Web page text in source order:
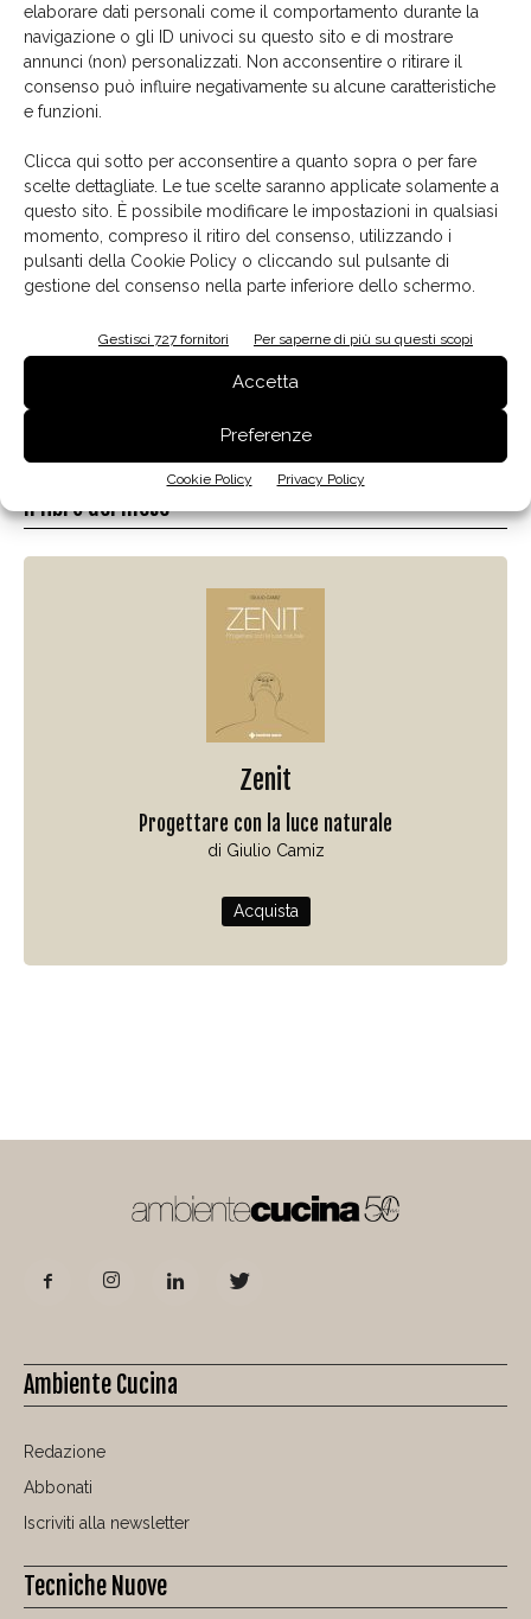
elaborare dati personali come il comportamento durante la
navigazione o gli ID univoci su questo sito e di mostrare
annunci (non) personalizzati. Non acconsentire o ritirare il
consenso può influire negativamente su alcune caratteristiche
e funzioni.
Clicca qui sotto per acconsentire a quanto sopra o per fare
scelte dettagliate. Le tue scelte saranno applicate solamente a
questo sito. È possibile modificare le impostazioni in qualsiasi
momento, compreso il ritiro del consenso, utilizzando i
pulsanti della Cookie Policy o cliccando sul pulsante di
gestione del consenso nella parte inferiore dello schermo.
Gestisci 727 fornitori Per saperne di più su questi scopi
Accetta
Preferenze
Cookie Policy Privacy Policy
La biblioteca dei brand
Il libro del mese
Zenit
Progettare con la luce naturale
di Giulio Camiz
Acquista
Ambiente Cucina
Redazione
Abbonati
Iscriviti alla newsletter
Tecniche Nuove